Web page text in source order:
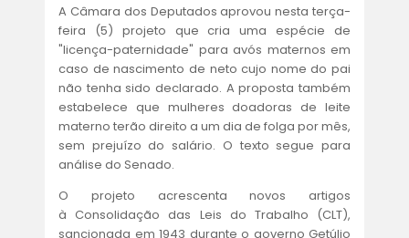
CONVÊNIOS
ACORDOS E CONVENÇÕES
FALE CONOSCO
A Câmara dos Deputados aprovou nesta terça-
feira (5) projeto que cria uma espécie de
"licença-paternidade" para avós maternos em
caso de nascimento de neto cujo nome do pai
não tenha sido declarado. A proposta também
estabelece que mulheres doadoras de leite
materno terão direito a um dia de folga por mês,
sem prejuízo do salário. O texto segue para
análise do Senado.
O projeto acrescenta novos artigos
à Consolidação das Leis do Trabalho (CLT),
sancionada em 1943 durante o governo Getúlio